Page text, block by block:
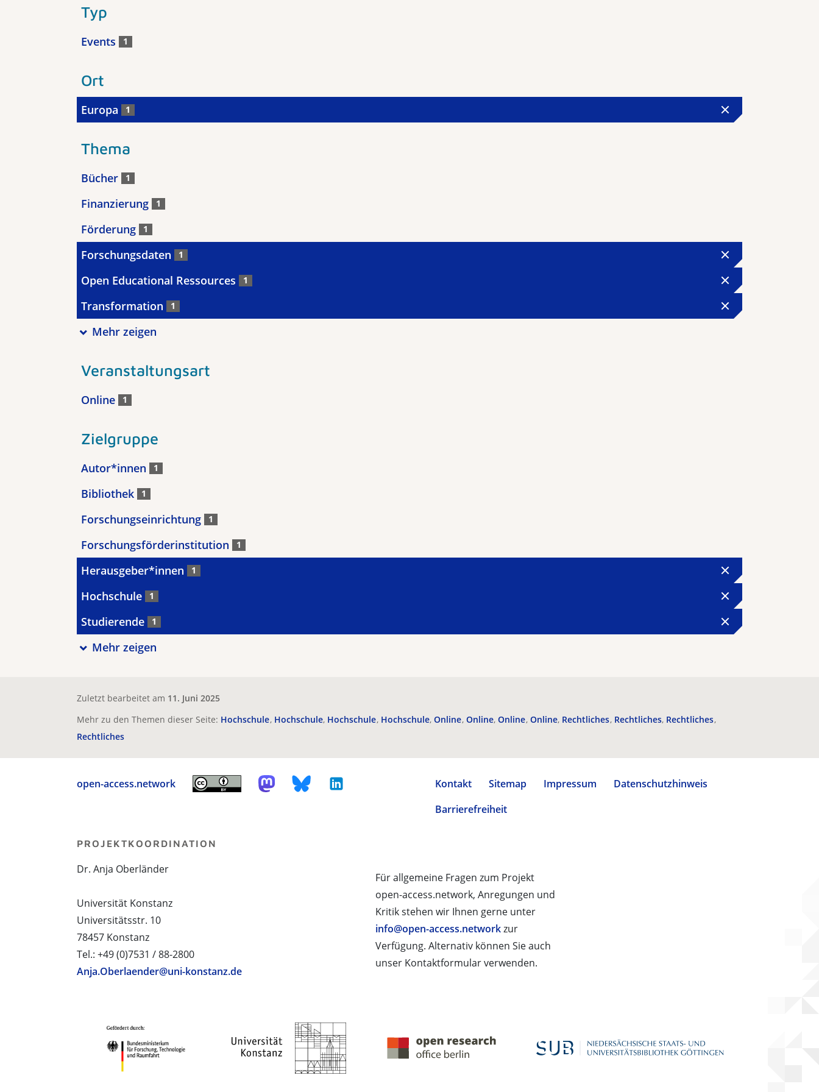
Typ
Events 1
Ort
Europa 1
Thema
Bücher 1
Finanzierung 1
Förderung 1
Forschungsdaten 1
Open Educational Ressources 1
Transformation 1
Mehr zeigen
Veranstaltungsart
Online 1
Zielgruppe
Autor*innen 1
Bibliothek 1
Forschungseinrichtung 1
Forschungsförderinstitution 1
Herausgeber*innen 1
Hochschule 1
Studierende 1
Mehr zeigen
Zuletzt bearbeitet am 11. Juni 2025
Mehr zu den Themen dieser Seite: Hochschule Hochschule Hochschule Hochschule Online Online Online Online Rechtliches Rechtliches Rechtliches
Rechtliches
open-access.network Kontakt Sitemap Impressum
Datenschutzhinweis
Barrierefreiheit
Für allgemeine Fragen zum Projekt
open-access.network, Anregungen und
Kritik stehen wir Ihnen gerne unter
info@open-access.networkzur
Verfügung. Alternativ können Sie auch
unser Kontaktformular verwenden.
PROJEKTKOORDINATION
Dr. Anja Oberländer
Universität Konstanz
Universitätsstr. 10
78457 Konstanz
Tel.: +49 (0)7531 / 88-2800
Anja.Oberlaender@uni-konstanz.de